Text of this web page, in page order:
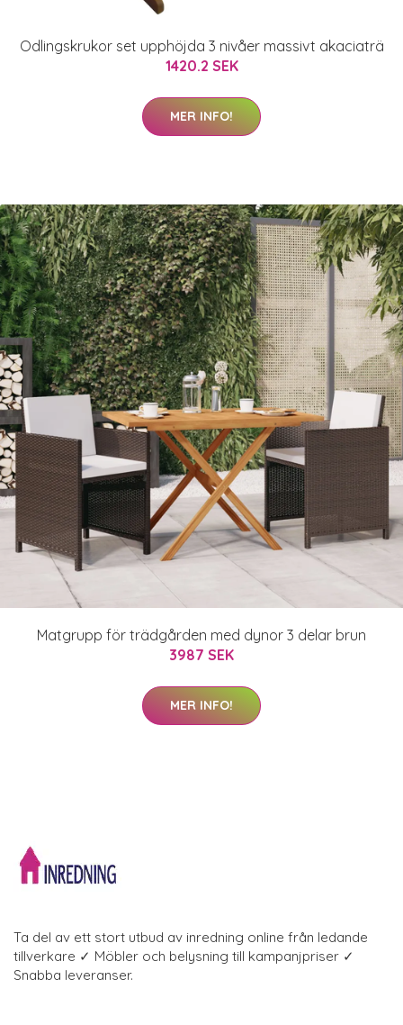
Odlingskrukor set upphöjda 3 nivåer massivt akaciaträ
1420.2 SEK
MER INFO!
Matgrupp för trädgården med dynor 3 delar brun
3987 SEK
MER INFO!
Ta del av ett stort utbud av inredning online från ledande
tillverkare ✓ Möbler och belysning till kampanjpriser ✓
Snabba leveranser.